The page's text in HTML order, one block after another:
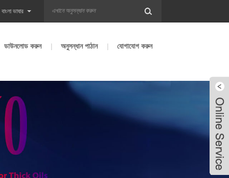
বাংলা ভাষার
ডাউনলোড করুন অনুসন্ধান পাঠান যোগাযোগ করুন